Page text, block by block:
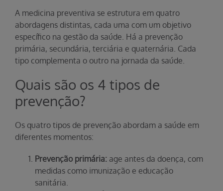
A medicina preventiva se estrutura em quatro
abordagens distintas, cada uma com um objetivo
específico na gestão da saúde. Há a prevenção
primária, secundária, terciária e quaternária. Cada
tipo complementa o outro na jornada da saúde.
Quais são os 4 tipos de
prevenção?
Os quatro tipos de prevenção abordam a saúde em
diferentes momentos:
Prevenção primária: age antes da doença, com
medidas como imunização e educação
sanitária.